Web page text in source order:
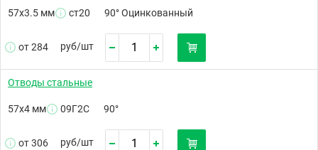
57х3.5 мм ст20 90° Оцинкованный
от 284 руб/шт
Отводы стальные
57х4 мм 09Г2С 90°
от 306 руб/шт